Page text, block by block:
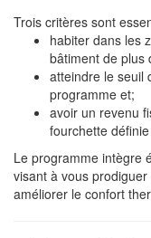
Trois critères sont
habiter dans les
bâtiment de plus
atteindre le seuil
programme et;
avoir un revenu
fourchette
Le programme intègre
visant à vous
améliorer le confort